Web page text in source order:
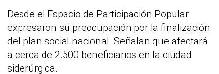
Desde el Espacio de Participación Popular
expresaron su preocupación por la finalización
del plan social nacional. Señalan que afectará
a cerca de 2.500 beneficiarios en la ciudad
siderúrgica.